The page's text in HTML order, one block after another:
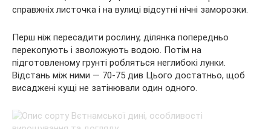
справжніх листочка і на вулиці відсутні нічні заморозки.
Перш ніж пересадити рослину, ділянка попередньо
перекопують і зволожують водою. Потім на
підготовленому грунті робляться неглибокі лунки.
Відстань між ними — 70-75 див Цього достатньо, щоб
висаджені кущі не затінювали один одного.